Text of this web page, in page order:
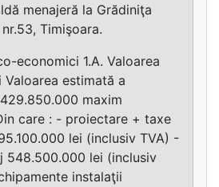
menajeră la Grădiniţa
Timişoara.
economici 1.A. Valoarea
estimată a
maxim
care : - proiectare + taxe
lei (inclusiv TVA) -
548.500.000 lei (inclusiv
instalaţii